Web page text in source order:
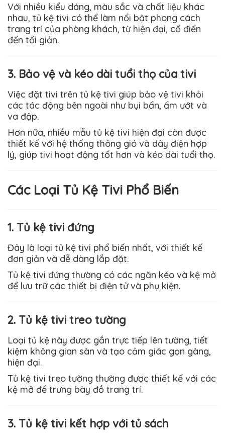
Với nhiều kiểu dáng, màu sắc và chất liệu khác
nhau, tủ kệ tivi có thể làm nổi bật phong cách
trang trí của phòng khách, từ hiện đại, cổ điển
đến tối giản.
3. Bảo vệ và kéo dài tuổi thọ của tivi
Việc đặt tivi trên tủ kệ tivi giúp bảo vệ tivi khỏi
các tác động bên ngoài như bụi bẩn, ẩm ướt và
va đập.
Hơn nữa, nhiều mẫu tủ kệ tivi hiện đại còn được
thiết kế với hệ thống thông gió và dây điện hợp
lý, giúp tivi hoạt động tốt hơn và kéo dài tuổi thọ.
Các Loại Tủ Kệ Tivi Phổ Biến
1. Tủ kệ tivi đứng
Đây là loại tủ kệ tivi phổ biến nhất, với thiết kế
đơn giản và dễ dàng lắp đặt.
Tủ kệ tivi đứng thường có các ngăn kéo và kệ mở
để lưu trữ các thiết bị điện tử và phụ kiện.
2. Tủ kệ tivi treo tường
Loại tủ kệ này được gắn trực tiếp lên tường, tiết
kiệm không gian sàn và tạo cảm giác gọn gàng,
hiện đại.
Tủ kệ tivi treo tường thường được thiết kế với các
kệ mở để trưng bày đồ trang trí.
3. Tủ kệ tivi kết hợp với tủ sách